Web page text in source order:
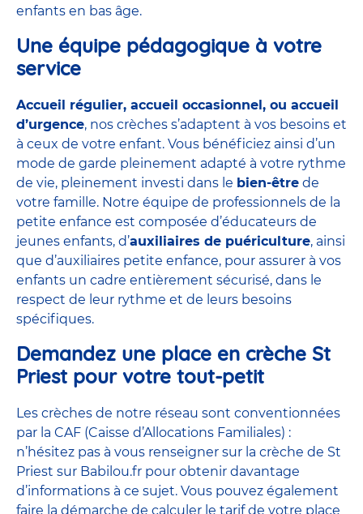
enfants en bas âge.
Une équipe pédagogique à votre
service
Accueil régulier, accueil occasionnel, ou accueil
d’urgence, nos crèches s’adaptent à vos besoins et
à ceux de votre enfant. Vous bénéficiez ainsi d’un
mode de garde pleinement adapté à votre rythme
de vie, pleinement investi dans le bien-être de
votre famille. Notre équipe de professionnels de la
petite enfance est composée d’éducateurs de
jeunes enfants, d’auxiliaires de puériculture, ainsi
que d’auxiliaires petite enfance, pour assurer à vos
enfants un cadre entièrement sécurisé, dans le
respect de leur rythme et de leurs besoins
spécifiques.
Demandez une place en crèche St
Priest pour votre tout-petit
Les crèches de notre réseau sont conventionnées
par la CAF (Caisse d’Allocations Familiales) :
n’hésitez pas à vous renseigner sur la crèche de St
Priest sur Babilou.fr pour obtenir davantage
d’informations à ce sujet. Vous pouvez également
faire la démarche de calculer le tarif de votre place